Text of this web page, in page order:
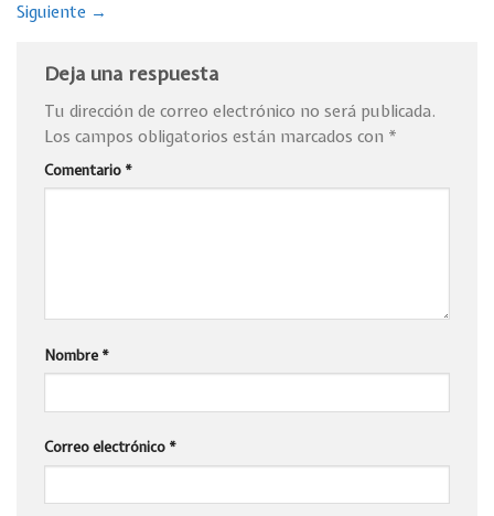
Siguiente →
Deja una respuesta
Tu dirección de correo electrónico no será publicada.
Los campos obligatorios están marcados con *
Comentario *
Nombre *
Correo electrónico *